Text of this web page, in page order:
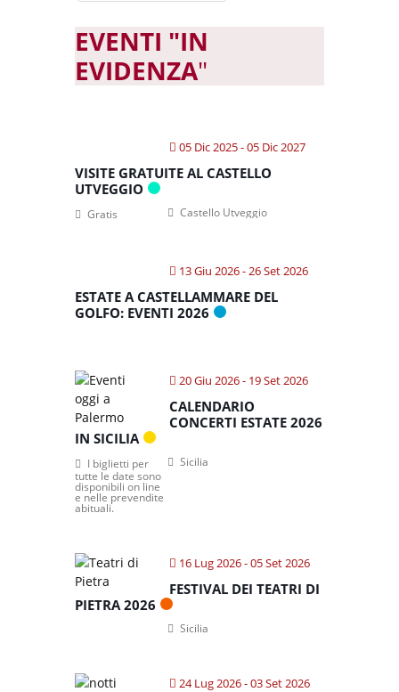
EVENTI "IN
EVIDENZA"
05 Dic 2025- 05 Dic 2027
VISITE GRATUITE AL CASTELLO
UTVEGGIO
Castello Utveggio
Gratis
13 Giu 2026- 26 Set 2026
ESTATE A CASTELLAMMARE DEL
GOLFO: EVENTI 2026
20 Giu 2026- 19 Set 2026
CALENDARIO
CONCERTI ESTATE 2026
IN SICILIA
Sicilia
I biglietti per
tutte le date sono
disponibili on line
e nelle prevendite
abituali.
16 Lug 2026- 05 Set 2026
FESTIVAL DEI TEATRI DI
PIETRA 2026
Sicilia
24 Lug 2026- 03 Set 2026